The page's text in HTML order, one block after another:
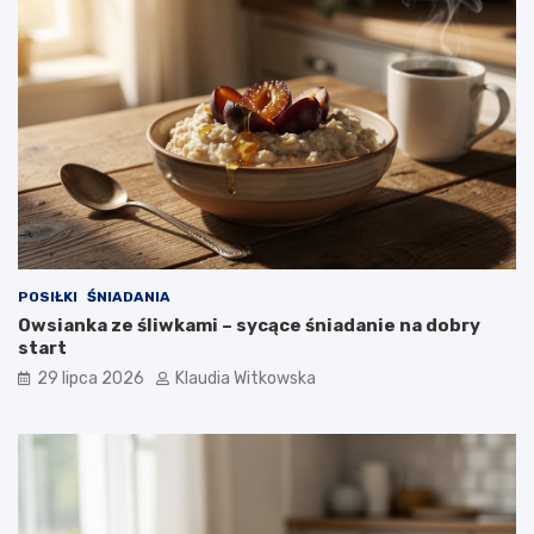
o
k
p
o
r
o
k
u
POSIŁKI ŚNIADANIA
Owsianka ze śliwkami – sycące śniadanie na dobry
start
29 lipca 2026 Klaudia Witkowska